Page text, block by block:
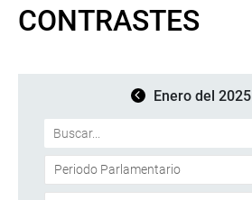
CONTRASTES
Enero del 2025